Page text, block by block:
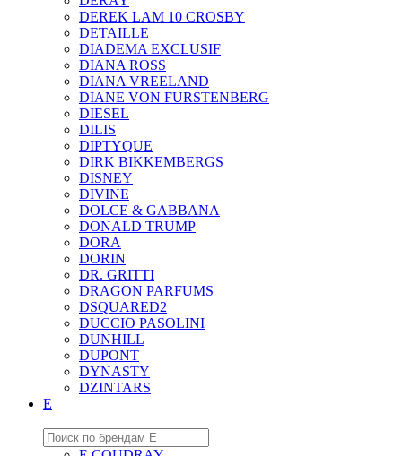
DEREK LAM 10 CROSBY
DETAILLE
DIADEMA EXCLUSIF
DIANA ROSS
DIANA VREELAND
DIANE VON FURSTENBERG
DIESEL
DILIS
DIPTYQUE
DIRK BIKKEMBERGS
DISNEY
DIVINE
DOLCE & GABBANA
DONALD TRUMP
DORA
DORIN
DR. GRITTI
DRAGON PARFUMS
DSQUARED2
DUCCIO PASOLINI
DUNHILL
DUPONT
DYNASTY
DZINTARS
E